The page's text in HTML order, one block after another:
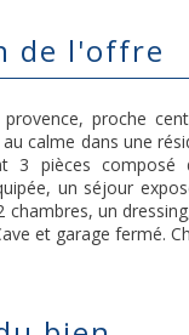
de l'offre
provence, proche
calme dans une
3 pièces composé
un séjour
chambres, un
et garage fermé.